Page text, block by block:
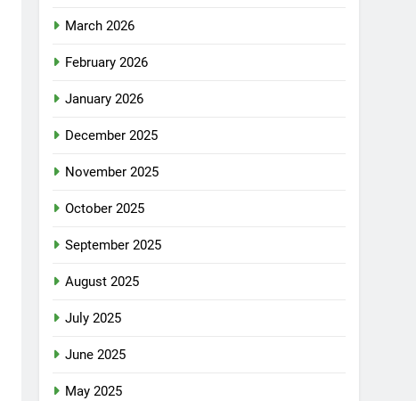
March 2026
February 2026
January 2026
December 2025
November 2025
October 2025
September 2025
August 2025
July 2025
June 2025
May 2025